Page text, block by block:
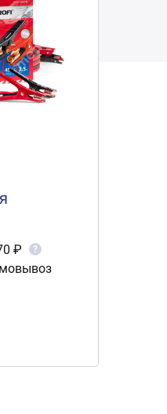
BC-
₽ ?